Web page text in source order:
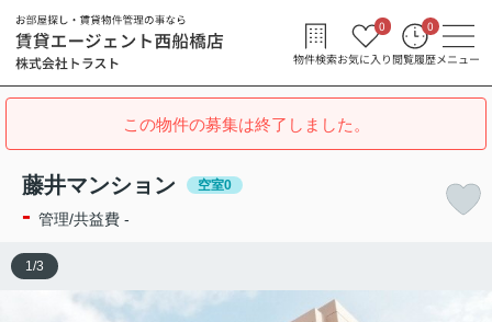
物件検索お気に入り
0
閲覧履歴
0
メニュー
この物件の募集は終了しました。
藤井マンション 空室0
- 管理/共益費 -
1/3